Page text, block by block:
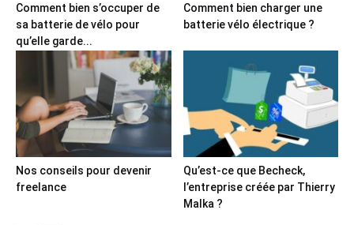
Comment bien s’occuper de
sa batterie de vélo pour
qu’elle garde...
Comment bien charger une
batterie vélo électrique ?
Nos conseils pour devenir
freelance
Qu’est-ce que Becheck,
l’entreprise créée par Thierry
Malka ?